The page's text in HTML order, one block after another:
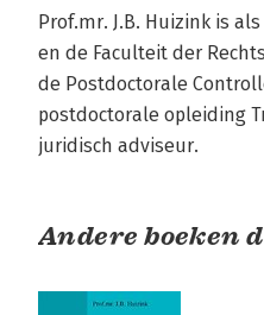
Prof.mr. J.B. Huizink is
en de Faculteit der
de Postdoctorale
postdoctorale opleiding
juridisch adviseur.
Andere boeken